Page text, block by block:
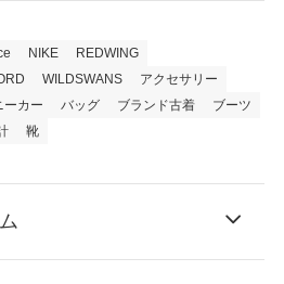
NIKE
REDWING
WILDSWANS
アクセサリー
ーカー バッグ ブランド古着
ブーツ
靴